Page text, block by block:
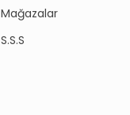
Mağazalar
S.S.S